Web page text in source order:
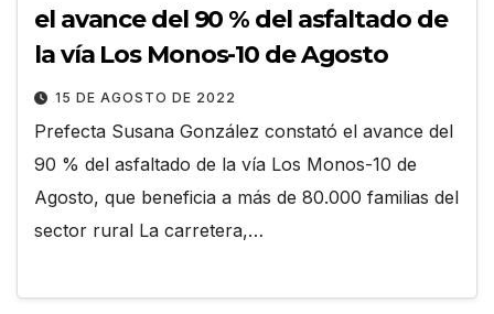
el avance del 90 % del asfaltado de
la vía Los Monos-10 de Agosto
15 DE AGOSTO DE 2022
Prefecta Susana González constató el avance del
90 % del asfaltado de la vía Los Monos-10 de
Agosto, que beneficia a más de 80.000 familias del
sector rural La carretera,…